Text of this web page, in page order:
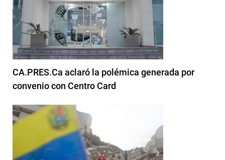
CA.PRES.Ca aclaró la polémica generada por
convenio con Centro Card